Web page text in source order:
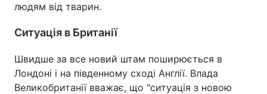
людям від тварин.
Ситуація в Британії
Швидше за все новий штам поширюється в
Лондоні і на південному сході Англії. Влада
Великобританії вважає, що "ситуація з новою